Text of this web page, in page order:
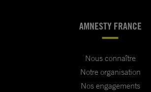
AMNESTY FRANCE
Nous connaître
Notre organisation
Nos engagements